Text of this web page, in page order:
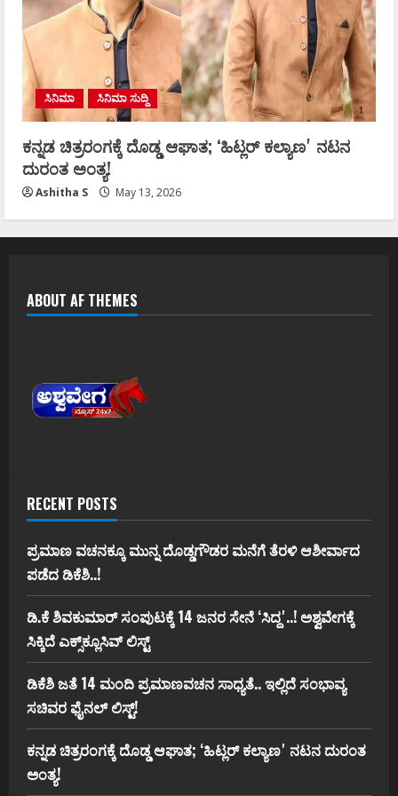
ಸಿನಿಮಾ ಸಿನಿಮಾ ಸುದ್ದಿ
ಕನ್ನಡ ಚಿತ್ರರಂಗಕ್ಕೆ ದೊಡ್ಡ ಆಘಾತ; ʻಹಿಟ್ಲರ್ ಕಲ್ಯಾಣʼ ನಟನ
ದುರಂತ ಅಂತ್ಯ!
Ashitha S May 13, 2026
ABOUT AF THEMES
RECENT POSTS
ಪ್ರಮಾಣ ವಚನಕ್ಕೂ ಮುನ್ನ ದೊಡ್ಡಗೌಡರ ಮನೆಗೆ ತೆರಳಿ ಆಶೀರ್ವಾದ
ಪಡೆದ ಡಿಕೆಶಿ..!
ಡಿ.ಕೆ ಶಿವಕುಮಾರ್‌ ಸಂಪುಟಕ್ಕೆ 14 ಜನರ ಸೇನೆ ʻಸಿದ್ದʼ..! ಅಶ್ವವೇಗಕ್ಕೆ
ಸಿಕ್ಕಿದೆ ಎಕ್ಸ್‌ಕ್ಲೂಸಿವ್‌ ಲಿಸ್ಟ್‌
ಡಿಕೆಶಿ ಜತೆ 14 ಮಂದಿ ಪ್ರಮಾಣವಚನ ಸಾಧ್ಯತೆ.. ಇಲ್ಲಿದೆ ಸಂಭಾವ್ಯ
ಸಚಿವರ ಫೈನಲ್ ಲಿಸ್ಟ್‌!
ಕನ್ನಡ ಚಿತ್ರರಂಗಕ್ಕೆ ದೊಡ್ಡ ಆಘಾತ; ʻಹಿಟ್ಲರ್ ಕಲ್ಯಾಣʼ ನಟನ ದುರಂತ
ಅಂತ್ಯ!